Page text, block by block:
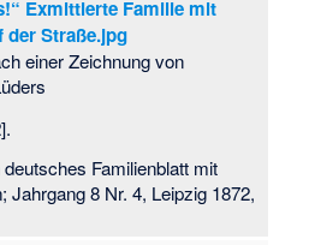
Exmittierte Familie mit
der Straße.jpg
einer Zeichnung von
Familienblatt mit
Jahrgang 8 Nr. 4, Leipzig 1872,